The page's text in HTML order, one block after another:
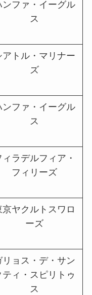
ンファ・イーグル
ス
アトル・マリナー
ズ
ンファ・イーグル
ス
ィラデルフィア・
フィリーズ
京ヤクルトスワロ
ーズ
リョス・デ・サン
ティ・スピリトゥ
ス